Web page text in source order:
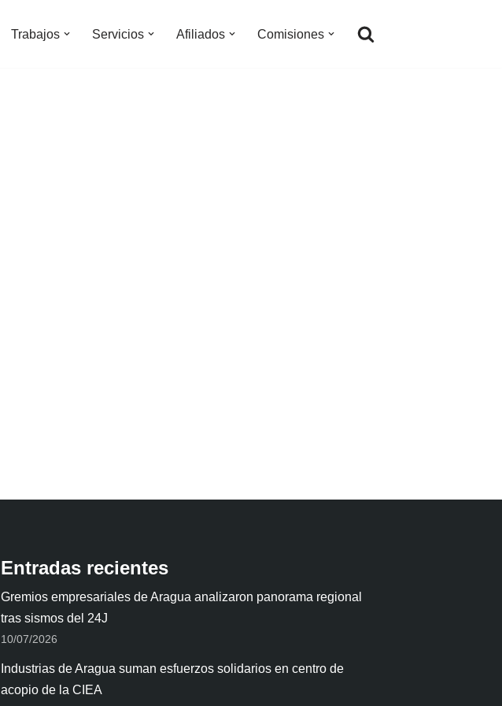
Trabajos Servicios Afiliados Comisiones
Entradas recientes
Gremios empresariales de Aragua analizaron panorama regional
tras sismos del 24J
10/07/2026
Industrias de Aragua suman esfuerzos solidarios en centro de
acopio de la CIEA